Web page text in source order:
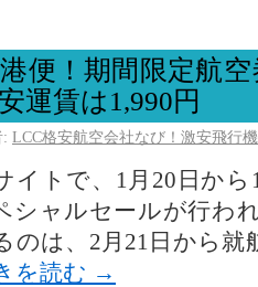
便！期間限定航
運賃は1,990円
LCC格安航空会社なび！激安飛行
イトで、1月20日か
シャルセールが行わ
のは、2月21日から就
を読む →